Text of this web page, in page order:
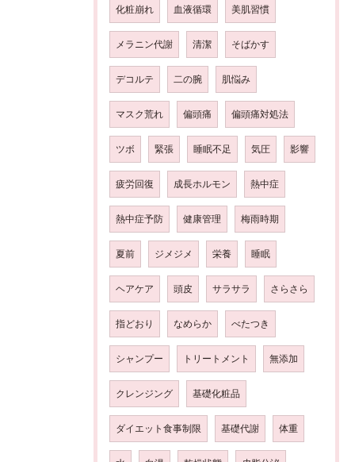
化粧崩れ 血液循環 美肌習慣
メラニン代謝 清潔 そばかす
デコルテ 二の腕 肌悩み
マスク荒れ 偏頭痛 偏頭痛対処法
ツボ 緊張 睡眠不足 気圧 影響
疲労回復 成長ホルモン 熱中症
熱中症予防 健康管理 梅雨時期
夏前 ジメジメ 栄養 睡眠
ヘアケア 頭皮 サラサラ さらさら
指どおり なめらか べたつき
シャンプー トリートメント 無添加
クレンジング 基礎化粧品
ダイエット食事制限 基礎代謝 体重